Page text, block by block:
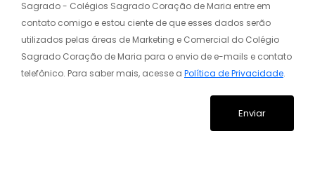
Sagrado - Colégios Sagrado Coração de Maria entre em
contato comigo e estou ciente de que esses dados serão
utilizados pelas áreas de Marketing e Comercial do Colégio
Sagrado Coração de Maria para o envio de e-mails e contato
telefônico. Para saber mais, acesse a Política de Privacidade.